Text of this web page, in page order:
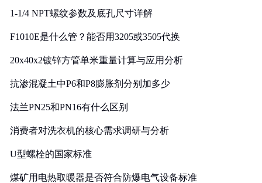
1-1/4 NPT螺纹参数及底孔尺寸详解
F1010E是什么管？能否用3205或3505代换
20x40x2镀锌方管单米重量计算与应用分析
抗渗混凝土中P6和P8膨胀剂分别加多少
法兰PN25和PN16有什么区别
消费者对洗衣机的核心需求调研与分析
U型螺栓的国家标准
煤矿用电热取暖器是否符合防爆电气设备标准